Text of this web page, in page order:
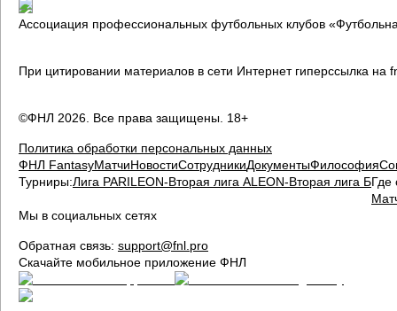
Ассоциация профессиональных футбольных клубов
При цитировании материалов в сети Интернет гиперссылка на
©ФНЛ 2026. Все права защищены. 18+
Политика обработки персональных данных
ФНЛ FantasyМатчиНовостиСотрудникиДокументыФилософия
Турниры:Лига PARILEON-Вторая лига АLEON-Вторая лига БГде
Мы в социальных сетях
Обратная связь: support@fnl.pro
Скачайте мобильное приложение ФНЛ